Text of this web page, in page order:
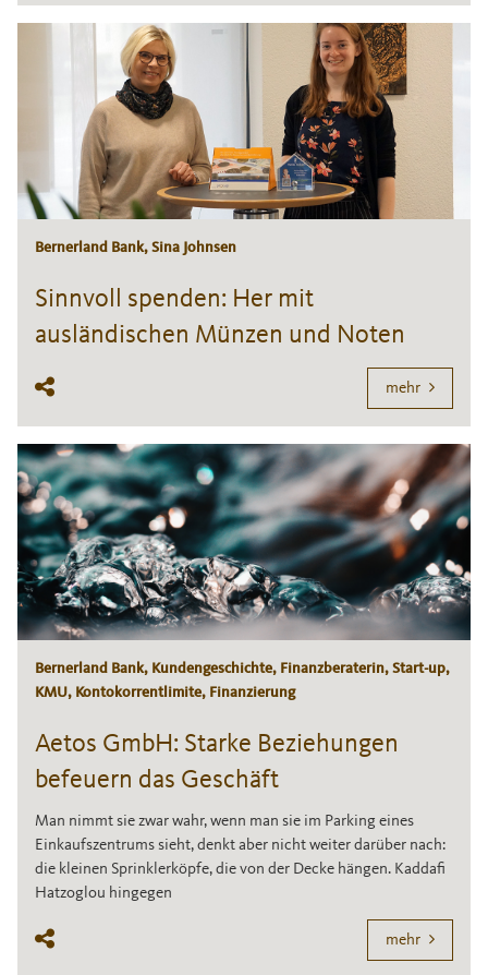
Bernerland Bank, Sina Johnsen
Sinnvoll spenden: Her mit
ausländischen Münzen und Noten
mehr
Bernerland Bank, Kundengeschichte, Finanzberaterin, Start-up,
KMU, Kontokorrentlimite, Finanzierung
Aetos GmbH: Starke Beziehungen
befeuern das Geschäft
Man nimmt sie zwar wahr, wenn man sie im Parking eines
Einkaufszentrums sieht, denkt aber nicht weiter darüber nach:
die kleinen Sprinklerköpfe, die von der Decke hängen. Kaddafi
Hatzoglou hingegen
mehr